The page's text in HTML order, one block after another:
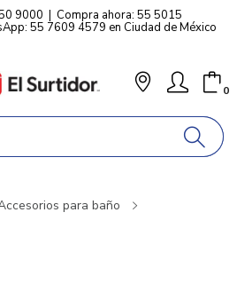
9000 | Compra ahora: 55 5015
55 7609 4579 en Ciudad de México
0
para baño